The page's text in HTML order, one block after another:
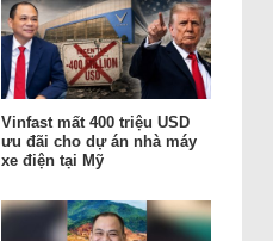
Vinfast mất 400 triệu USD
ưu đãi cho dự án nhà máy
xe điện tại Mỹ